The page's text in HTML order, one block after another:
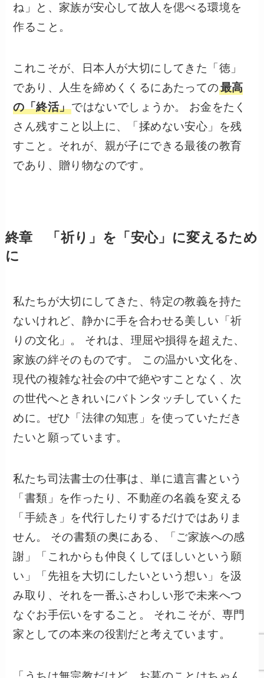
ね」と、家族が安心して故人を偲べる環境を
作ること。
これこそが、日本人が大切にしてきた「徳」
であり、人生を締めくくるにあたっての最高
の「終活」ではないでしょうか。 お金をたく
さん残すこと以上に、「揉めない安心」を残
すこと。それが、親が子にできる最後の教育
であり、贈り物なのです。
終章 「祈り」を「安心」に変えるため
に
私たちが大切にしてきた、特定の教義を持た
ないけれど、静かに手を合わせる美しい「祈
りの文化」。 それは、理屈や損得を超えた、
家族の絆そのものです。 この温かい文化を、
現代の複雑な社会の中で絶やすことなく、次
の世代へときれいにバトンタッチしていくた
めに。ぜひ「法律の知恵」を使っていただき
たいと願っています。
私たち司法書士の仕事は、単に遺言書という
「書類」を作ったり、不動産の名義を変える
「手続き」を代行したりするだけではありま
せん。 その書類の奥にある、「ご家族への感
謝」「これからも仲良くしてほしいという願
い」「先祖を大切にしたいという想い」を汲
み取り、それを一番ふさわしい形で未来へつ
なぐお手伝いをすること。 それこそが、専門
家としての本来の役割だと考えています。